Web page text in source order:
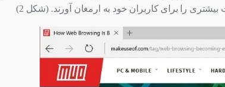
بیشتری را برای کاربران خود به ارمغان آورند. (شکل 2)